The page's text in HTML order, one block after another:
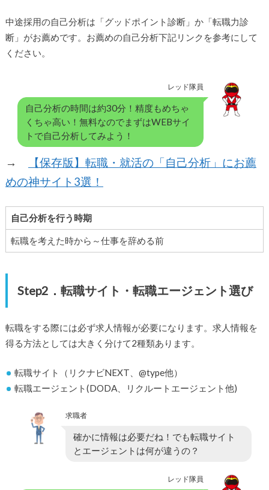
中途採用の自己分析は「グッドポイント診断」か「転職力診
断」がお薦めです。お薦めの自己分析下記リンクを参考にして
ください。
レッド隊員
自己分析の時間は約30分！精度もめちゃ
くちゃ高い！無料なのでまずはWEBサイ
トで自己分析してみよう！
→
【保存版】転職・就活の「自己分析」にお薦
めの神サイト3選！
自己分析を行う時期
転職を考えた時から～仕事を辞める前
Step2．転職サイト・転職エージェント選び
転職をする際には必ず求人情報が必要になります。求人情報を
得る方法としては大きく分けて2種類あります。
転職サイト（リクナビNEXT、@type他）
転職エージェント(DODA、リクルートエージェント他)
求職者
確かに情報は必要だね！でも転職サイト
とエージェントは何が違うの？
レッド隊員